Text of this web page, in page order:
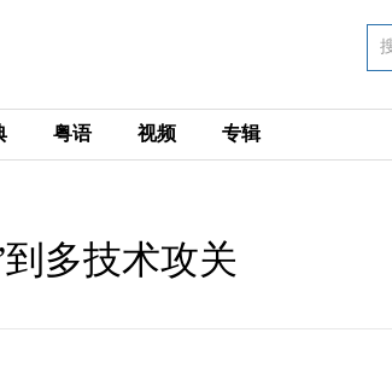
粤语 视频 专辑
多技术攻关